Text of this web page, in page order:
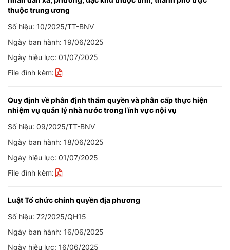
thuộc trung ương
Số hiệu: 10/2025/TT-BNV
Ngày ban hành: 19/06/2025
Ngày hiệu lực: 01/07/2025
File đính kèm:
Quy định về phân định thẩm quyền và phân cấp thực hiện
nhiệm vụ quản lý nhà nước trong lĩnh vực nội vụ
Số hiệu: 09/2025/TT-BNV
Ngày ban hành: 18/06/2025
Ngày hiệu lực: 01/07/2025
File đính kèm:
Luật Tổ chức chính quyền địa phương
Số hiệu: 72/2025/QH15
Ngày ban hành: 16/06/2025
Ngày hiệu lực: 16/06/2025